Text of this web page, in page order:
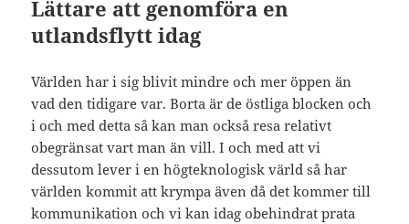
Lättare att genomföra en
utlandsflytt idag
Världen har i sig blivit mindre och mer öppen än
vad den tidigare var. Borta är de östliga blocken och
i och med detta så kan man också resa relativt
obegränsat vart man än vill. I och med att vi
dessutom lever i en högteknologisk värld så har
världen kommit att krympa även då det kommer till
kommunikation och vi kan idag obehindrat prata